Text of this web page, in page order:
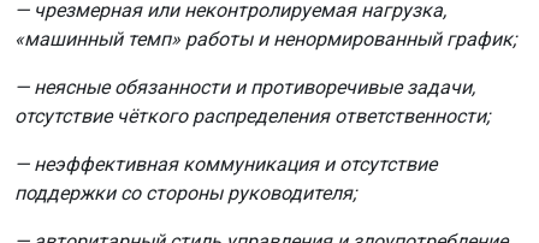
— чрезмерная или неконтролируемая нагрузка,
«машинный темп» работы и ненормированный график;
— неясные обязанности и противоречивые задачи,
отсутствие чёткого распределения ответственности;
— неэффективная коммуникация и отсутствие
поддержки со стороны руководителя;